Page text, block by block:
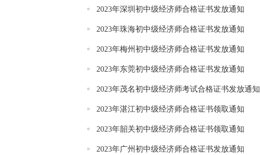
2023年深圳初中级经济师合格证书发放通知
2023年珠海初中级经济师合格证书发放通知
2023年梅州初中级经济师合格证书发放通知
2023年东莞初中级经济师合格证书发放通知
2023年茂名初中级经济师考试合格证书发放通知
2023年湛江初中级经济师合格证书领取通知
2023年韶关初中级经济师合格证书领取通知
2023年广州初中级经济师合格证书发放通知